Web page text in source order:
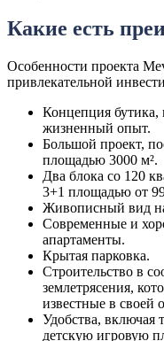
Какие есть
Особенности проекта
привлекательной
Концепция
жизненный опыт.
Большой проект,
площадью 3000 м².
Два блока со 120
3+1 площадью от
Живописный вид
Современные и
апартаменты.
Крытая парковка.
Строительство в
землетрясения,
известные в своей
Удобства, включая
детскую игровую